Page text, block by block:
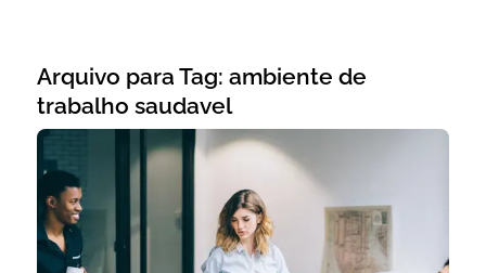
Arquivo para Tag: ambiente de
trabalho saudavel